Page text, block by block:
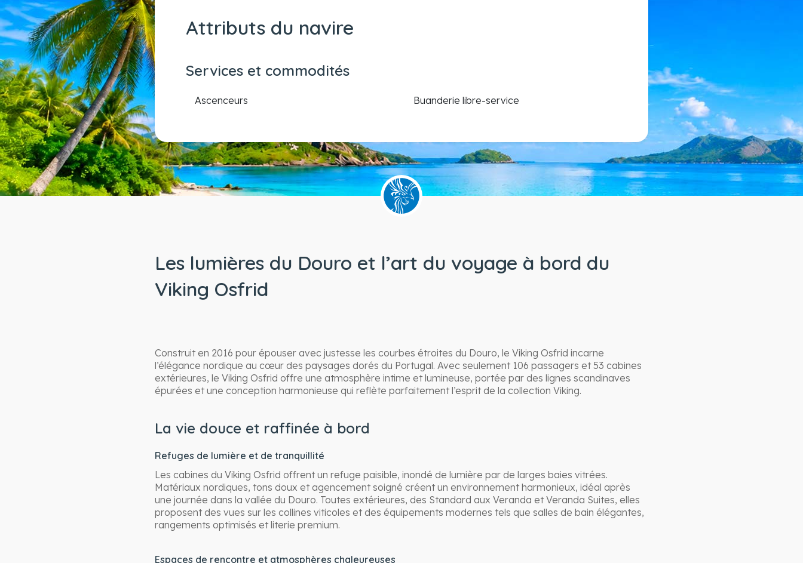
Attributs du navire
Services et commodités
Ascenceurs Buanderie libre-service
Les lumières du Douro et l’art du voyage à bord du
Viking Osfrid
Construit en 2016 pour épouser avec justesse les courbes étroites du Douro, le Viking Osfrid incarne
l’élégance nordique au cœur des paysages dorés du Portugal. Avec seulement 106 passagers et 53 cabines
extérieures, le Viking Osfrid offre une atmosphère intime et lumineuse, portée par des lignes scandinaves
épurées et une conception harmonieuse qui reflète parfaitement l’esprit de la collection Viking.
La vie douce et raffinée à bord
Refuges de lumière et de tranquillité
Les cabines du Viking Osfrid offrent un refuge paisible, inondé de lumière par de larges baies vitrées.
Matériaux nordiques, tons doux et agencement soigné créent un environnement harmonieux, idéal après
une journée dans la vallée du Douro. Toutes extérieures, des Standard aux Veranda et Veranda Suites, elles
proposent des vues sur les collines viticoles et des équipements modernes tels que salles de bain élégantes,
rangements optimisés et literie premium.
Espaces de rencontre et atmosphères chaleureuses